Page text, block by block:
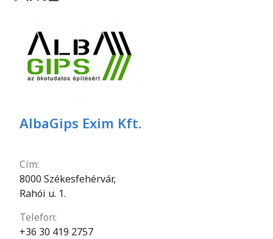
AlbaGips Exim Kft.
Cím:
8000 Székesfehérvár,
Rahói u. 1.
Telefon:
+36 30 419 2757